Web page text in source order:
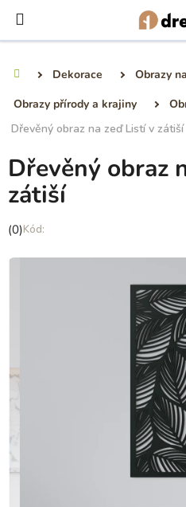
obsah
Dekorace
Obrazy
Obrazy přírody a krajiny
Dřevěný obraz na zeď Listí v zátiší
Dřevěný obraz
zátiší
Průměrné
produktu
(0)